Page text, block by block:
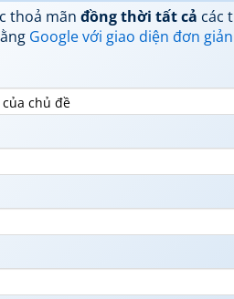
thoả mãn đồng thời tất cả các
Google với giao diện đơn